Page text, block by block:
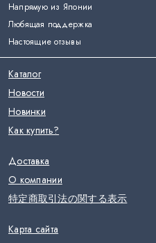
Напрямую из Японии
Любящая поддержка
Настоящие отзывы
Каталог
Новости
Новинки
Как купить?
Доставка
О компании
特定商取引法の関する表示
Карта сайта